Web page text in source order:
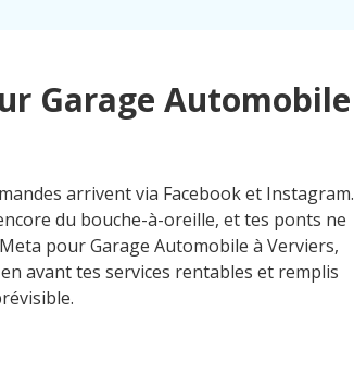
Garage Automobile
arrivent via Facebook et Instagram.
du bouche-à-oreille, et tes ponts ne
pour Garage Automobile à Verviers,
avant tes services rentables et remplis